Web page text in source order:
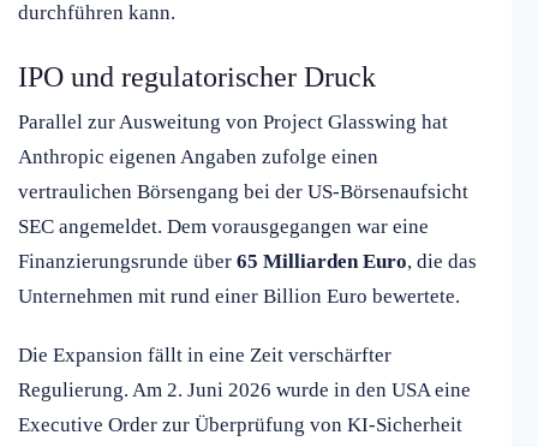
durchführen kann.
IPO und regulatorischer Druck
Parallel zur Ausweitung von Project Glasswing hat
Anthropic eigenen Angaben zufolge einen
vertraulichen Börsengang bei der US-Börsenaufsicht
SEC angemeldet. Dem vorausgegangen war eine
Finanzierungsrunde über 65 Milliarden Euro, die das
Unternehmen mit rund einer Billion Euro bewertete.
Die Expansion fällt in eine Zeit verschärfter
Regulierung. Am 2. Juni 2026 wurde in den USA eine
Executive Order zur Überprüfung von KI-Sicherheit